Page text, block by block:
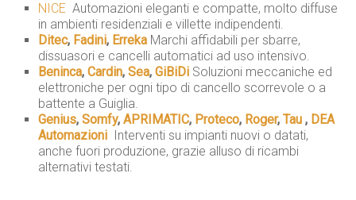
NICE  Automazioni eleganti e compatte, molto diffuse
in ambienti residenziali e villette indipendenti.
Ditec, Fadini, Erreka  Marchi affidabili per sbarre,
dissuasori e cancelli automatici ad uso intensivo.
Beninca,Cardin,Sea,GiBiDi  Soluzioni meccaniche ed
elettroniche per ogni tipo di cancello scorrevole o a
battente a Guiglia.
Genius,Somfy,APRIMATIC, Proteco, Roger,Tau , DEA
Automazioni
 Interventi su impianti nuovi o datati,
anche fuori produzione, grazie alluso di ricambi
alternativi testati.